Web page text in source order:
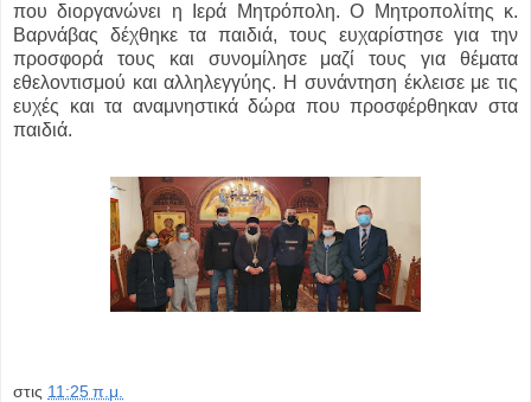
που διοργανώνει η Ιερά Μητρόπολη. Ο Μητροπολίτης κ.
Βαρνάβας δέχθηκε τα παιδιά, τους ευχαρίστησε για την
προσφορά τους και συνομίλησε μαζί τους για θέματα
εθελοντισμού και αλληλεγγύης. Η συνάντηση έκλεισε με τις
ευχές και τα αναμνηστικά δώρα που προσφέρθηκαν στα
παιδιά.
στις 11:25 π.μ.